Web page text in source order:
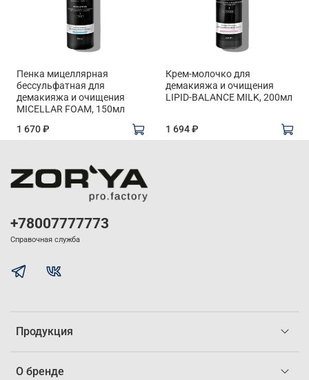
Пенка мицеллярная
бессульфатная для
демакияжа и очищения
MICELLAR FOAM, 150мл
1 670 ₽
Крем-молочко для
демакияжа и очищения
LIPID-BALANCE MILK, 200мл
1 694 ₽
Продукция
О бренде
+78007777773
Справочная служба